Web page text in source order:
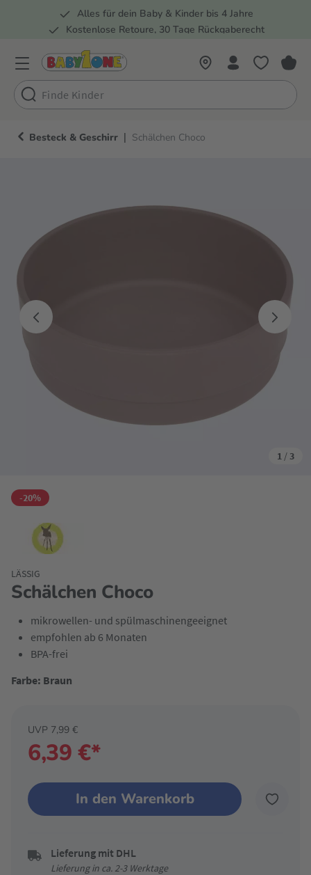
Zur Hauptnavigation springen
Alles für dein Baby & Kinder bis 4 Jahre
Kostenlose Retoure, 30 Tage Rückgaberecht
Besteck & Geschirr | Schälchen Choco
1 / 3
-20%
Schälchen Choco
LÄSSIG
mikrowellen- und spülmaschinengeeignet
empfohlen ab 6 Monaten
BPA-frei
Farbe: Braun
6,39 €*
UVP 7,99 €
In den Warenkorb
Lieferung mit DHL
Lieferung in ca. 2-3 Werktage